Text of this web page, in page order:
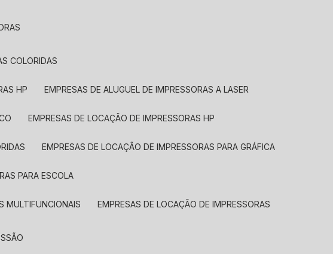
COLORIDAS
HP EMPRESAS DE ALUGUEL DE IMPRESSORAS A LASER
EMPRESAS DE LOCAÇÃO DE IMPRESSORAS HP
EMPRESAS DE LOCAÇÃO DE IMPRESSORAS PARA GRÁFICA
PARA ESCOLA
MULTIFUNCIONAIS EMPRESAS DE LOCAÇÃO DE IMPRESSORAS